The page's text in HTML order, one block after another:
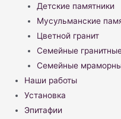
Детские памятники
Мусульманские
Цветной гранит
Семейные
Семейные
Наши работы
Установка
Эпитафии